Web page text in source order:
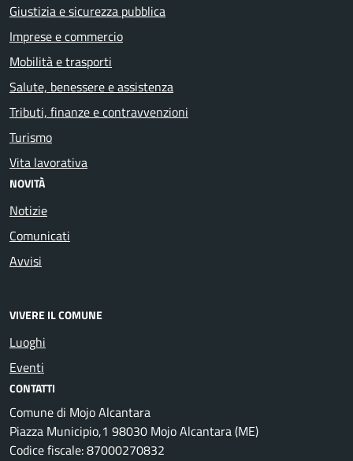
Giustizia e sicurezza pubblica
Imprese e commercio
Mobilità e trasporti
Salute, benessere e assistenza
Tributi, finanze e contravvenzioni
Turismo
Vita lavorativa
NOVITÀ
Notizie
Comunicati
Avvisi
VIVERE IL COMUNE
Luoghi
Eventi
CONTATTI
Comune di Mojo Alcantara
Piazza Municipio,1 98030 Mojo Alcantara (ME)
Codice fiscale: 87000270832